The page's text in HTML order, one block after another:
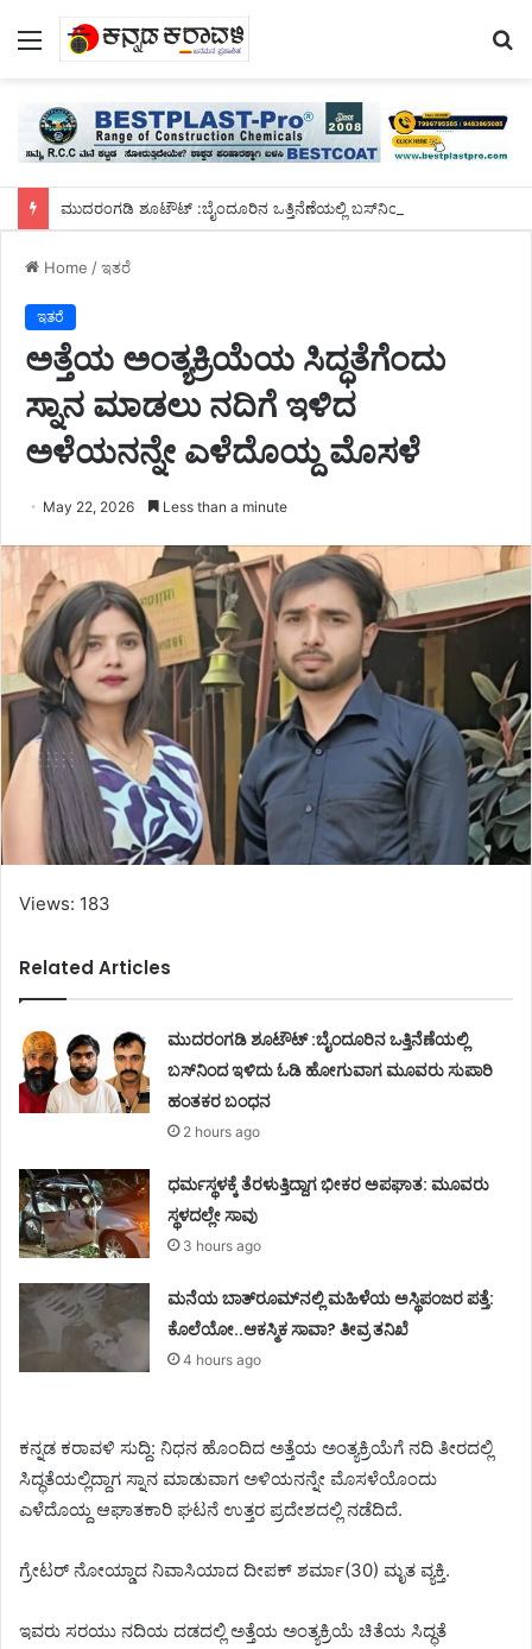
Menu
Home /ಇತರೆ
ಇತರೆ
ಅತ್ತೆಯ ಅಂತ್ಯಕ್ರಿಯೆಯ ಸಿದ್ಧತೆಗೆಂದು
ಸ್ನಾನ ಮಾಡಲು ನದಿಗೆ ಇಳಿದ
ಅಳೆಯನನ್ನೇ ಎಳೆದೊಯ್ದ ಮೊಸಳೆ
May 22, 2026 Less than a minute
Views: 183
Related Articles
ಮುದರಂಗಡಿ ಶೂಟೌಟ್ :ಬೈಂದೂರಿನ ಒತ್ತಿನೆಣೆಯಲ್ಲಿ
ಬಸ್‌ನಿಂದ ಇಳಿದು ಓಡಿ ಹೋಗುವಾಗ ಮೂವರು ಸುಪಾರಿ
ಹಂತಕರ ಬಂಧನ
2 hours ago
ಧರ್ಮಸ್ಥಳಕ್ಕೆ ತೆರಳುತ್ತಿದ್ದಾಗ ಭೀಕರ ಅಪಘಾತ: ಮೂವರು
ಸ್ಥಳದಲ್ಲೇ ಸಾವು
3 hours ago
ಮನೆಯ ಬಾತ್‌ರೂಮ್‌ನಲ್ಲಿ ಮಹಿಳೆಯ ಅಸ್ಥಿಪಂಜರ ಪತ್ತೆ:
ಕೊಲೆಯೋ..ಆಕಸ್ಮಿಕ ಸಾವಾ? ತೀವ್ರ ತನಿಖೆ
4 hours ago
ಕನ್ನಡ ಕರಾವಳಿ ಸುದ್ದಿ: ನಿಧನ ಹೊಂದಿದ ಅತ್ತೆಯ ಅಂತ್ಯಕ್ರಿಯೆಗೆ ನದಿ ತೀರದಲ್ಲಿ
ಸಿದ್ಧತೆಯಲ್ಲಿದ್ದಾಗ ಸ್ನಾನ ಮಾಡುವಾಗ ಅಳಿಯನನ್ನೇ ಮೊಸಳೆಯೊಂದು
ಎಳೆದೊಯ್ದ ಆಘಾತಕಾರಿ ಘಟನೆ ಉತ್ತರ ಪ್ರದೇಶದಲ್ಲಿ ನಡೆದಿದೆ.
ಗ್ರೇಟರ್ ನೋಯ್ಡಾದ ನಿವಾಸಿಯಾದ ದೀಪಕ್ ಶರ್ಮಾ(30) ಮೃತ ವ್ಯಕ್ತಿ.
ಇವರು ಸರಯು ನದಿಯ ದಡದಲ್ಲಿ ಅತ್ತೆಯ ಅಂತ್ಯಕ್ರಿಯೆ ಚಿತೆಯ ಸಿದ್ಧತೆ